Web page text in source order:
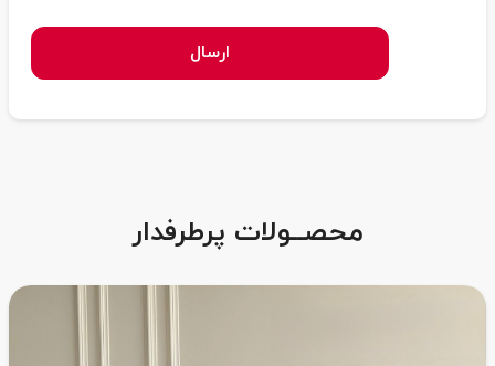
ارسال
محصــولات پرطرفدار